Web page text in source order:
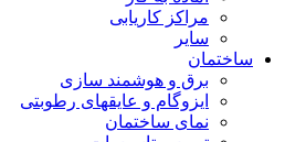
مراکز کاریابی
سایر
ساختمان
برق و هوشمند سازی
ایزوگام و عایقهای رطوبتی
نمای ساختمان